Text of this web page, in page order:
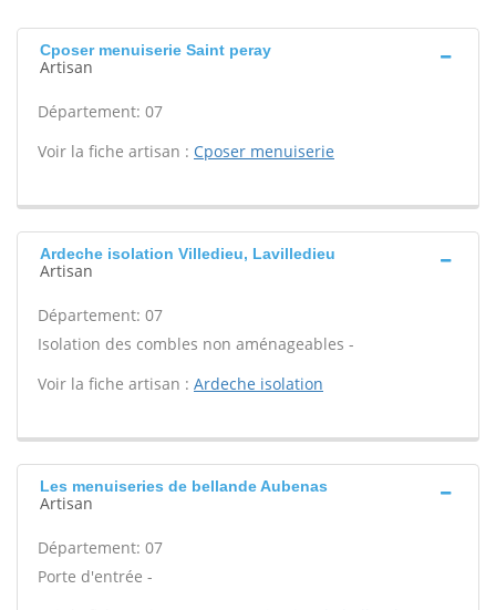
Cposer menuiserie Saint peray
Artisan
Département: 07
Voir la fiche artisan : Cposer menuiserie
Ardeche isolation Villedieu, Lavilledieu
Artisan
Département: 07
Isolation des combles non aménageables -
Voir la fiche artisan : Ardeche isolation
Les menuiseries de bellande Aubenas
Artisan
Département: 07
Porte d'entrée -